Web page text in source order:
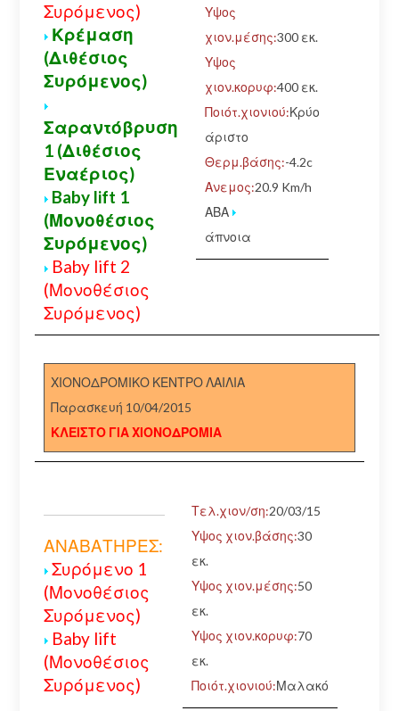
Συρόμενος)
Κρέμαση
(Διθέσιος
Συρόμενος)
Σαραντόβρυση
1 (Διθέσιος
Εναέριος)
Baby lift 1
(Μονοθέσιος
Συρόμενος)
Baby lift 2
(Μονοθέσιος
Συρόμενος)
Υψος
χιον.μέσης:300 εκ.
Υψος
χιον.κορυφ:400 εκ.
Ποιότ.χιονιού:Κρύο
άριστο
Θερμ.βάσης:-4.2c
Ανεμος:20.9 Km/h
ΑΒΑ
άπνοια
ΧΙΟΝΟΔΡΟΜΙΚΟ ΚΕΝΤΡΟ ΛΑΙΛΙΑ
Παρασκευή 10/04/2015
ΚΛΕΙΣΤΟ ΓΙΑ ΧΙΟΝΟΔΡΟΜΙΑ
ΑΝΑΒΑΤΗΡΕΣ:
Συρόμενο 1
(Μονοθέσιος
Συρόμενος)
Baby lift
(Μονοθέσιος
Συρόμενος)
Τελ.χιον/ση:20/03/15
Υψος χιον.βάσης:30
εκ.
Υψος χιον.μέσης:50
εκ.
Υψος χιον.κορυφ:70
εκ.
Ποιότ.χιονιού:Μαλακό